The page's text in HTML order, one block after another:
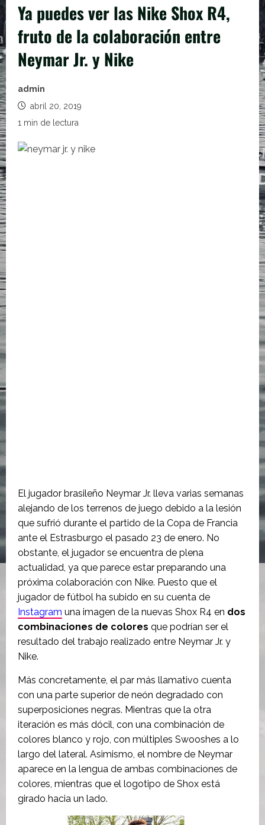
Ya puedes ver las Nike Shox R4,
fruto de la colaboración entre
Neymar Jr. y Nike
admin
abril 20, 2019
1 min de lectura
El jugador brasileño Neymar Jr. lleva varias semanas
alejando de los terrenos de juego debido a la lesión
que sufrió durante el partido de la Copa de Francia
ante el Estrasburgo el pasado 23 de enero. No
obstante, el jugador se encuentra de plena
actualidad, ya que parece estar preparando una
próxima colaboración con Nike. Puesto que el
jugador de fútbol ha subido en su cuenta de
Instagram una imagen de la nuevas Shox R4 en dos
combinaciones de colores que podrían ser el
resultado del trabajo realizado entre Neymar Jr. y
Nike.
Más concretamente, el par más llamativo cuenta
con una parte superior de neón degradado con
superposiciones negras. Mientras que la otra
iteración es más dócil, con una combinación de
colores blanco y rojo, con múltiples Swooshes a lo
largo del lateral. Asimismo, el nombre de Neymar
aparece en la lengua de ambas combinaciones de
colores, mientras que el logotipo de Shox está
girado hacia un lado.